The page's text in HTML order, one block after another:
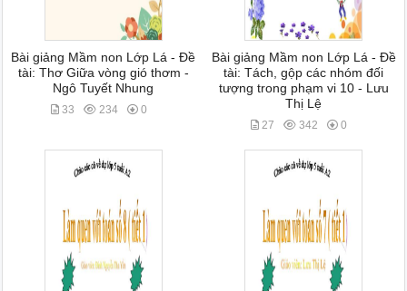
Bài giảng Mầm non Lớp Lá - Đề
tài: Thơ Giữa vòng gió thơm -
Ngô Tuyết Nhung
33 234 0
Bài giảng Mầm non Lớp Lá - Đề
tài: Tách, gộp các nhóm đối
tượng trong phạm vi 10 - Lưu
Thị Lệ
27 342 0